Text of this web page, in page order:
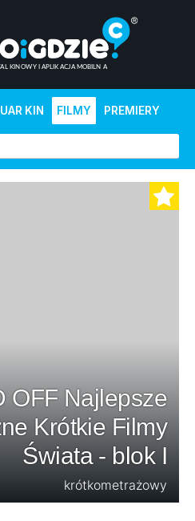
KIN FILMY PREMIERY
OFF Najlepsze
Krótkie Filmy
Świata - blok I
krótkometrażowy